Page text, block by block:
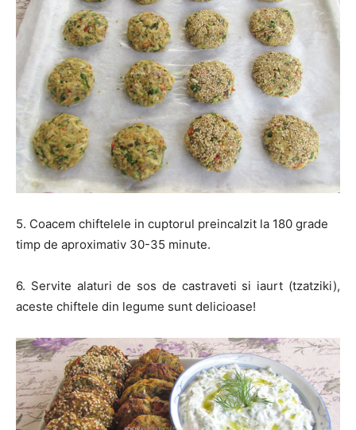
5. Coacem chiftelele in cuptorul preincalzit la 180 grade
timp de aproximativ 30-35 minute.
6. Servite alaturi de sos de castraveti si iaurt (tzatziki),
aceste chiftele din legume sunt delicioase!